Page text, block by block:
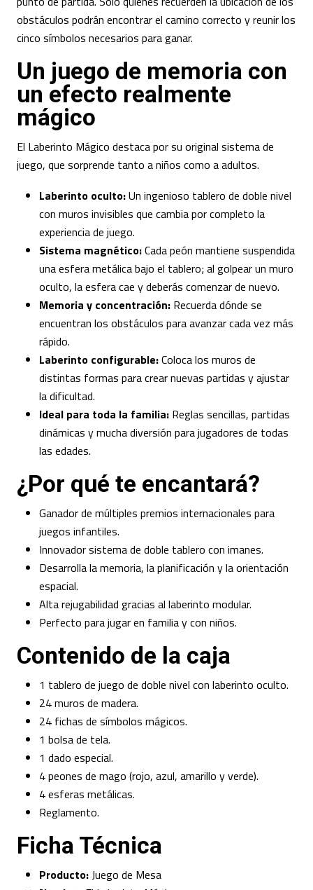
obstáculos podrán encontrar el camino correcto y reunir los
cinco símbolos necesarios para ganar.
Un juego de memoria con
un efecto realmente
mágico
El Laberinto Mágico destaca por su original sistema de
juego, que sorprende tanto a niños como a adultos.
Laberinto oculto:Un ingenioso tablero de doble nivel
con muros invisibles que cambia por completo la
experiencia de juego.
Sistema magnético:Cada peón mantiene suspendida
una esfera metálica bajo el tablero; al golpear un muro
oculto, la esfera cae y deberás comenzar de nuevo.
Memoria y concentración: Recuerda dónde se
encuentran los obstáculos para avanzar cada vez más
rápido.
Laberinto configurable:Coloca los muros de
distintas formas para crear nuevas partidas y ajustar
la dificultad.
Ideal para toda la familia: Reglas sencillas, partidas
dinámicas y mucha diversión para jugadores de todas
las edades.
¿Por qué te encantará?
Ganador de múltiples premios internacionales para
juegos infantiles.
Innovador sistema de doble tablero con imanes.
Desarrolla la memoria, la planificación y la orientación
espacial.
Alta rejugabilidad gracias al laberinto modular.
Perfecto para jugar en familia y con niños.
Contenido de la caja
1 tablero de juego de doble nivel con laberinto oculto.
24 muros de madera.
24 fichas de símbolos mágicos.
1 bolsa de tela.
1 dado especial.
4 peones de mago (rojo, azul, amarillo y verde).
4 esferas metálicas.
Reglamento.
Ficha Técnica
Producto:Juego de Mesa